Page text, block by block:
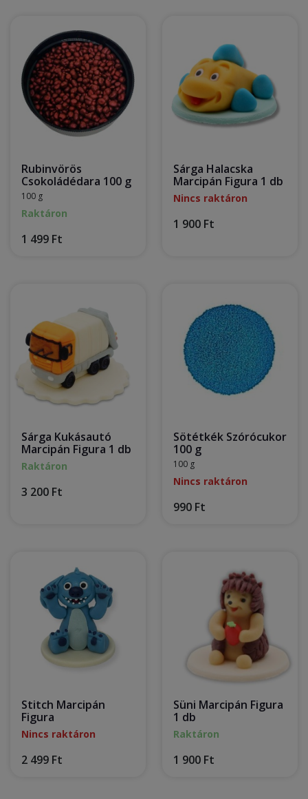
Rubinvörös
Csokoládédara 100 g
100 g
Raktáron
1 499 Ft
Sárga Halacska
Marcipán Figura 1 db
Nincs raktáron
1 900 Ft
Sárga Kukásautó
Marcipán Figura 1 db
Raktáron
3 200 Ft
Sötétkék Szórócukor
100 g
100 g
Nincs raktáron
990 Ft
Stitch Marcipán
Figura
Nincs raktáron
2 499 Ft
Süni Marcipán Figura
1 db
Raktáron
1 900 Ft